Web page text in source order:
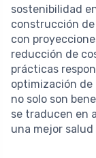
sostenibilidad
construcción de
con
reducción de
prácticas
optimización de
no solo son
se traducen en
una mejor